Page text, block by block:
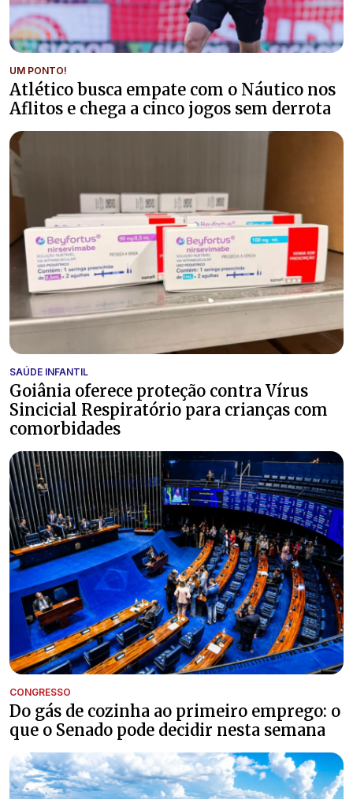
UM PONTO!
Atlético busca empate com o Náutico nos
Aflitos e chega a cinco jogos sem derrota
SAÚDE INFANTIL
Goiânia oferece proteção contra Vírus
Sincicial Respiratório para crianças com
comorbidades
CONGRESSO
Do gás de cozinha ao primeiro emprego: o
que o Senado pode decidir nesta semana